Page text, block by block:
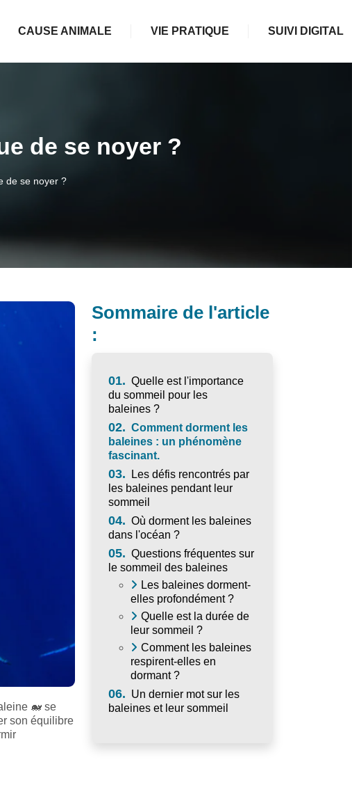
CAUSE ANIMALE VIE PRATIQUE SUIVI DIGITAL
de se noyer ?
de se noyer ?
🐋 se
son équilibre
Sommaire de l'article
:
01. Quelle est l'importance
du sommeil pour les
baleines ?
02. Comment dorment les
baleines : un phénomène
fascinant.
03.
Les défis rencontrés par
les baleines pendant leur
sommeil
04. Où dorment les baleines
dans l'océan ?
05. Questions fréquentes sur
le sommeil des baleines
Les baleines dorment-
elles profondément ?
Quelle est la durée de
leur sommeil ?
Comment les baleines
respirent-elles en
dormant ?
06. Un dernier mot sur les
baleines et leur sommeil